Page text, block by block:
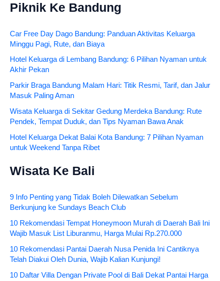
Piknik Ke Bandung
Car Free Day Dago Bandung: Panduan Aktivitas Keluarga
Minggu Pagi, Rute, dan Biaya
Hotel Keluarga di Lembang Bandung: 6 Pilihan Nyaman untuk
Akhir Pekan
Parkir Braga Bandung Malam Hari: Titik Resmi, Tarif, dan Jalur
Masuk Paling Aman
Wisata Keluarga di Sekitar Gedung Merdeka Bandung: Rute
Pendek, Tempat Duduk, dan Tips Nyaman Bawa Anak
Hotel Keluarga Dekat Balai Kota Bandung: 7 Pilihan Nyaman
untuk Weekend Tanpa Ribet
Wisata Ke Bali
9 Info Penting yang Tidak Boleh Dilewatkan Sebelum
Berkunjung ke Sundays Beach Club
10 Rekomendasi Tempat Honeymoon Murah di Daerah Bali Ini
Wajib Masuk List Liburanmu, Harga Mulai Rp.270.000
10 Rekomendasi Pantai Daerah Nusa Penida Ini Cantiknya
Telah Diakui Oleh Dunia, Wajib Kalian Kunjungi!
10 Daftar Villa Dengan Private Pool di Bali Dekat Pantai Harga